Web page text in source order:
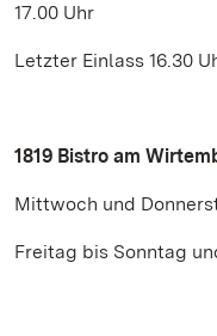
17.00 Uhr
Letzter Einlass 16.30
1819 Bistro am
Mittwoch und
Freitag bis Sonntag